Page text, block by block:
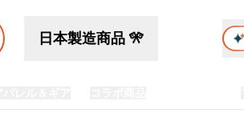
日本製造商品 🎌